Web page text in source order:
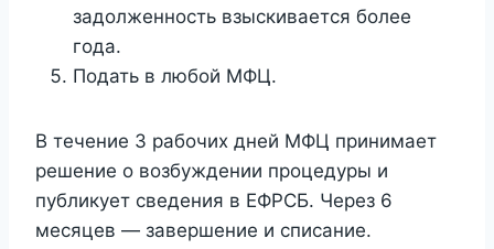
задолженность взыскивается более
года.
Подать в любой МФЦ.
В течение 3 рабочих дней МФЦ принимает
решение о возбуждении процедуры и
публикует сведения в ЕФРСБ. Через 6
месяцев — завершение и списание.